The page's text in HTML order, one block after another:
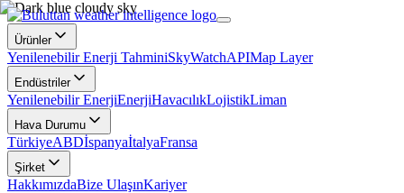
Ürünler
Yenilenebilir Enerji TahminiSkyWatchAPIMap Layer
Endüstriler
Yenilenebilir EnerjiEnerjiHavacılıkLojistikLiman
Hava Durumu
TürkiyeABDİspanyaİtalyaFransa
Şirket
HakkımızdaBize UlaşınKariyer